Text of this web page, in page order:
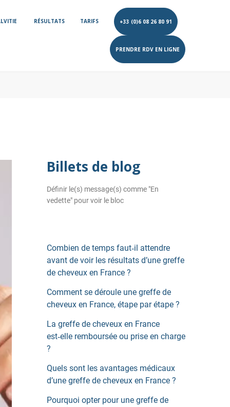
RÉSULTATS TARIFS +33 (0)6 08 26 80 91
PRENDRE RDV EN LIGNE
Billets de blog
Définir le(s) message(s) comme "En
vedette" pour voir le bloc
Combien de temps faut‑il attendre
avant de voir les résultats d’une greffe
de cheveux en France ?
Comment se déroule une greffe de
cheveux en France, étape par étape ?
La greffe de cheveux en France
est‑elle remboursée ou prise en charge
?
Quels sont les avantages médicaux
d’une greffe de cheveux en France ?
Pourquoi opter pour une greffe de